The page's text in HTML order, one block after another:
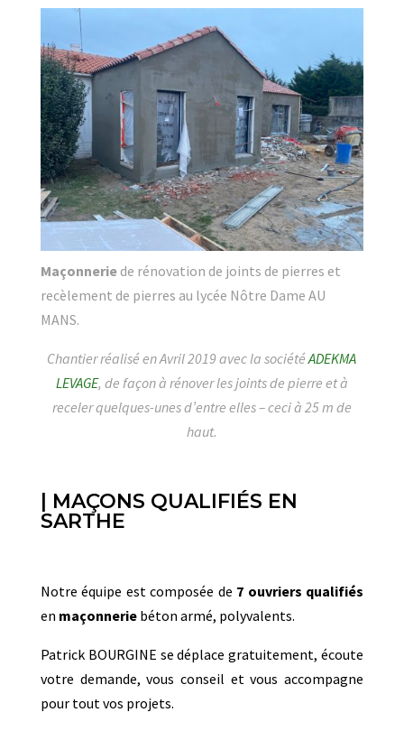
Maçonneriede rénovation de joints de pierres et
recèlement de pierres au lycée Nôtre Dame AU
MANS.
Chantier réalisé en Avril 2019 avec la sociétéADEKMA
LEVAGE, de façon à rénover les joints de pierre et à
receler quelques-unes d’entre elles – ceci à 25 m de
haut.
| MAÇONS QUALIFIÉS EN
SARTHE
Notre équipe est composée de 7 ouvriers qualifiés
en maçonneriebéton armé, polyvalents.
Patrick BOURGINE se déplace gratuitement, écoute
votre demande, vous conseil et vous accompagne
pour tout vos projets.